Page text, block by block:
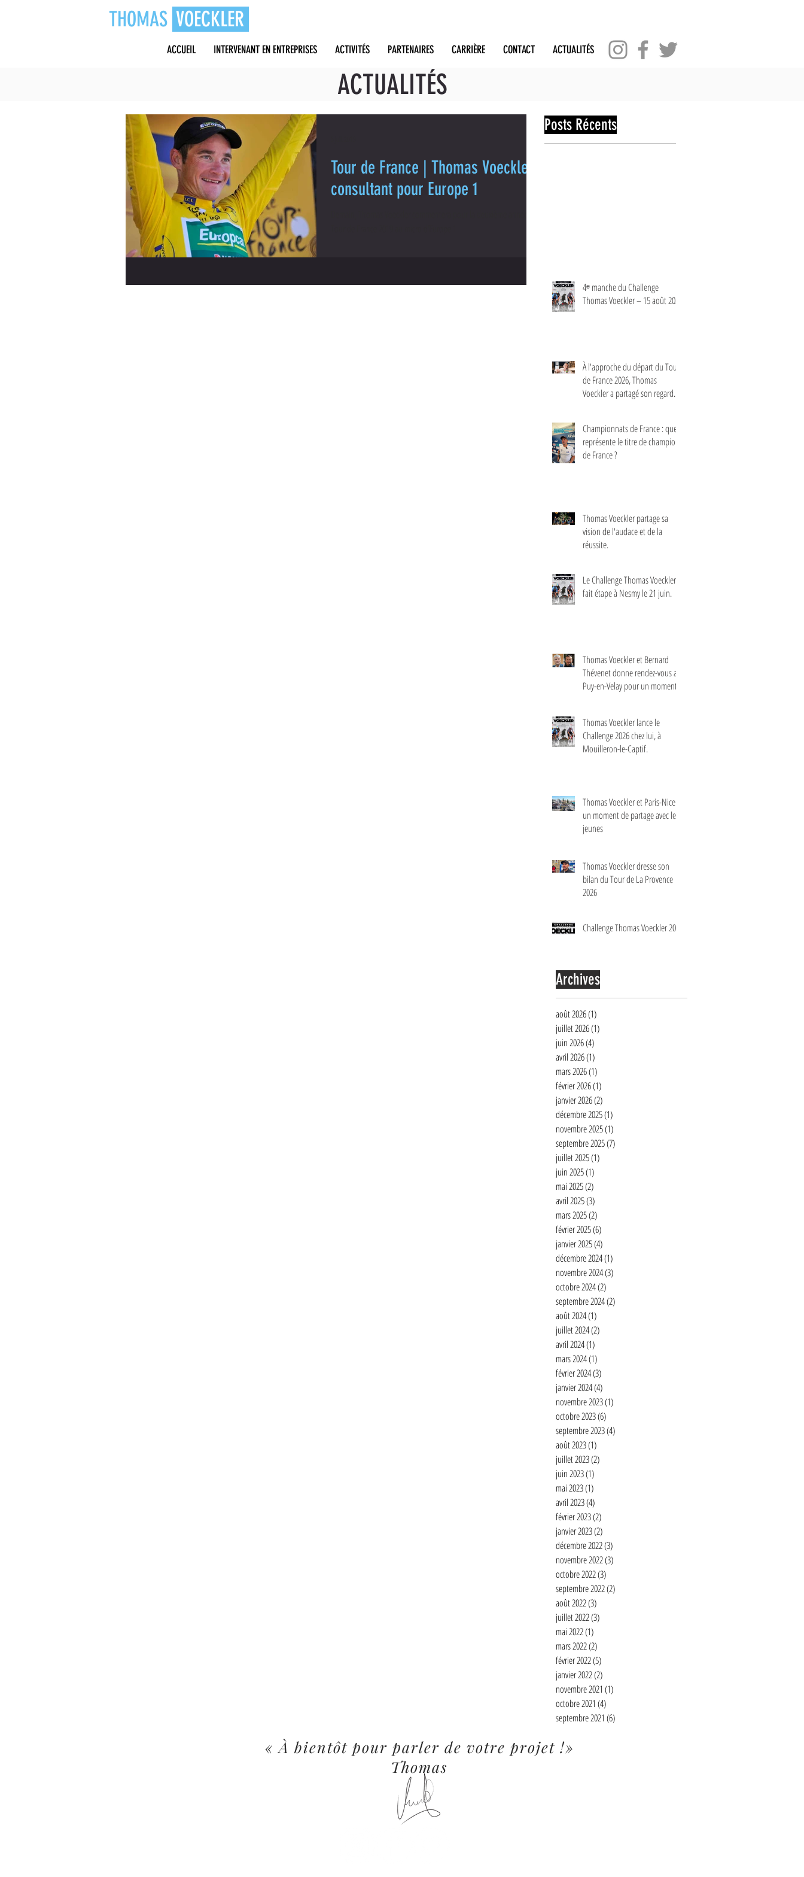
THOMAS VOECKLER
ACCUEIL INTERVENANT EN ENTREPRISES ACTIVITÉS PARTENAIRES CARRIÈRE CONTACT ACTUALITÉS
ACTUALITÉS
Tour de France | Thomas Voeckler
consultant pour Europe 1
Posts Récents
4ᵉ manche du Challenge
Thomas Voeckler – 15 août 2026
À l'approche du départ du Tour
de France 2026, Thomas
Voeckler a partagé son regard
interview.
Championnats de France : que
représente le titre de champion
de France ?
Thomas Voeckler partage sa
vision de l'audace et de la
réussite.
Le Challenge Thomas Voeckler
fait étape à Nesmy le 21 juin.
Thomas Voeckler et Bernard
Thévenet donne rendez-vous au
Puy-en-Velay pour un moment
Thomas Voeckler lance le
Challenge 2026 chez lui, à
Mouilleron-le-Captif.
Thomas Voeckler et Paris-Nice :
un moment de partage avec les
jeunes
Thomas Voeckler dresse son
bilan du Tour de La Provence
2026
Challenge Thomas Voeckler 2026
Archives
août 2026(1)
juillet 2026(1)
juin 2026(4)
avril 2026(1)
mars 2026(1)
février 2026(1)
janvier 2026(2)
décembre 2025(1)
novembre 2025(1)
septembre 2025(7)
juillet 2025(1)
juin 2025(1)
mai 2025(2)
avril 2025(3)
mars 2025(2)
février 2025(6)
janvier 2025(4)
décembre 2024(1)
novembre 2024(3)
octobre 2024(2)
septembre 2024(2)
août 2024(1)
juillet 2024(2)
avril 2024(1)
mars 2024(1)
février 2024(3)
janvier 2024(4)
novembre 2023(1)
octobre 2023(6)
septembre 2023(4)
août 2023(1)
juillet 2023(2)
juin 2023(1)
mai 2023(1)
avril 2023(4)
février 2023(2)
janvier 2023(2)
décembre 2022(3)
novembre 2022(3)
octobre 2022(3)
septembre 2022(2)
août 2022(3)
juillet 2022(3)
mai 2022(1)
mars 2022(2)
février 2022(5)
janvier 2022(2)
novembre 2021 (1)
octobre 2021 (4)
septembre 2021 (6)
« À bientôt pour parler de votre projet !»
Thomas